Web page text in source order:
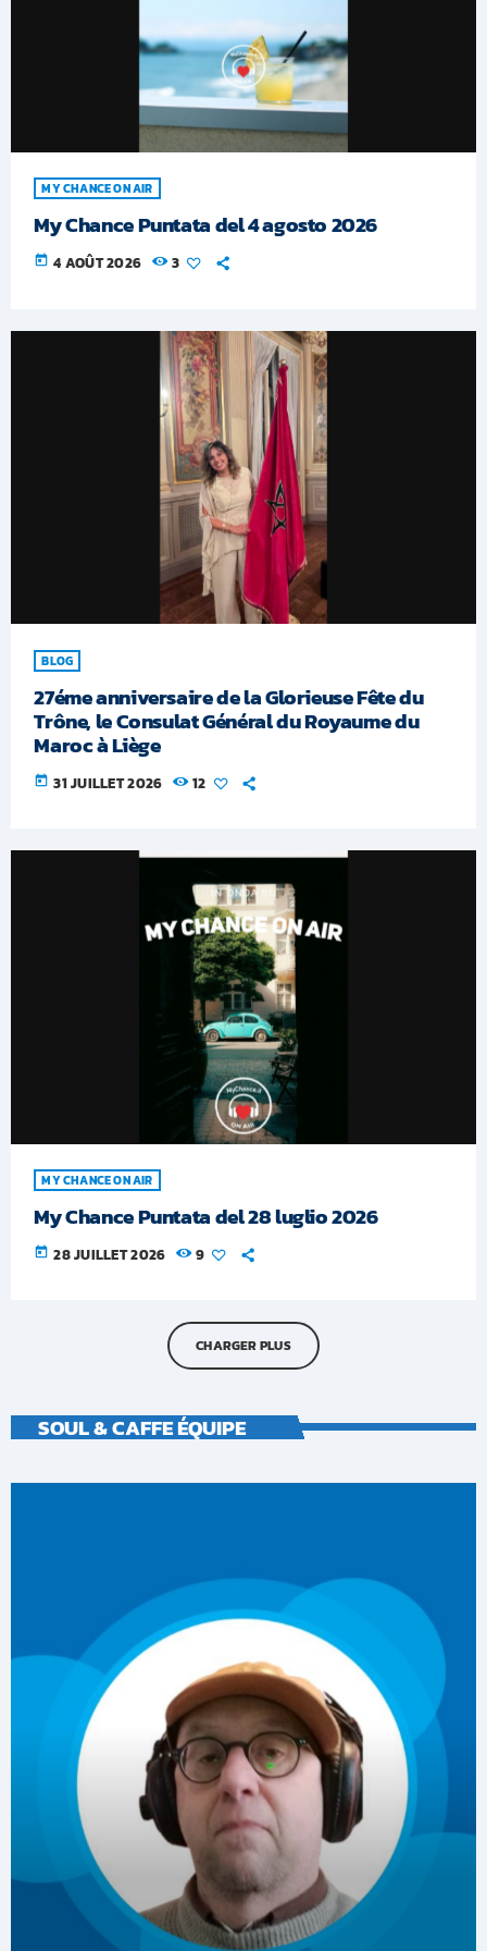
MY CHANCE ON AIR
My Chance Puntata del 4 agosto 2026
today 4 AOÛT 2026 3
BLOG
27éme anniversaire de la Glorieuse Fête du
Trône, le Consulat Général du Royaume du
Maroc à Liège
today 31 JUILLET 2026 12
MY CHANCE ON AIR
My Chance Puntata del 28 luglio 2026
today 28 JUILLET 2026 9
CHARGER PLUS
SOUL & CAFFE ÉQUIPE